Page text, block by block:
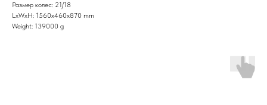
Размер колес: 21/18
LxWxH: 1560x460x870 mm
Weight: 139000 g